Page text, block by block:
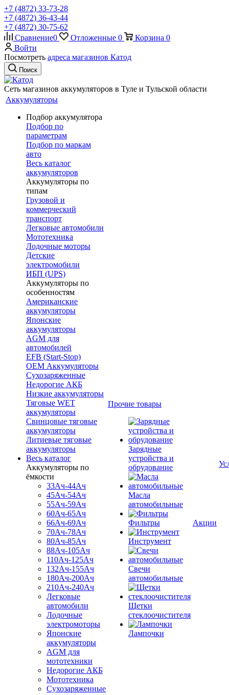
+7 (4872) 33-73-28
+7 (4872) 36-43-44
+7 (4872) 30-75-62
Сравнение0 Отложенные 0 Корзина 0
Войти
Посмотреть адреса магазинов Катод
Поиск
Сеть магазинов аккумуляторов в Туле и Тульской области
Аккумуляторы
Подбор аккумулятора
Подбор по
параметрам
Подбор по маркам
авто
Весь каталог
аккумуляторов
Аккумуляторы по
типам
Грузовой и
коммерческий
транспорт
Легковые автомобили
Мототехника
Лодочные моторы
Детские
электромобили
ИБП (UPS)
Аккумуляторы по
особенностям
Американские
аккумуляторы
Японские
аккумуляторы
AGM для
автомобилей
EFB (Start-Stop)
OEM Аккумуляторы
Сухозаряженные
Недорогие АКБ
Низкие аккумуляторы
Тяговые WET
аккумуляторы
Свинцовые тяговые
аккумуляторы
Литиевые тяговые
аккумуляторы
Весь каталог
Аккумуляторы по
ёмкости
33Ач-44Ач
45Ач-54Ач
55Ач-59Ач
60Ач-65Ач
66Ач-69Ач
70Ач-78Ач
80Ач-85Ач
88Ач-105Ач
110Ач-125Ач
132Ач-155Ач
180Ач-200Ач
210Ач-240Ач
Легковые
автомобили
Лодочные
электромоторы
Японские
аккумуляторы
AGM для
мототехники
Недорогие АКБ
Мототехника
Сухозаряженные
Прочие товары
Зарядные
устройства и
обрудование
Масла
автомобильные
Фильтры
Инструмент
Свечи
автомобильные
Щетки
стеклоочистителя
Лампочки
Акции